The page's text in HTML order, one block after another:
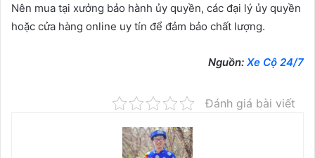
Nên mua tại xưởng bảo hành ủy quyền, các đại lý ủy quyền
hoặc cửa hàng online uy tín để đảm bảo chất lượng.
Nguồn: Xe Cộ 24/7
Đánh giá bài viết